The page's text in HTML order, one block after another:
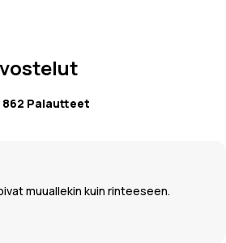
862 Palautteet
muuallekin kuin rinteeseen.